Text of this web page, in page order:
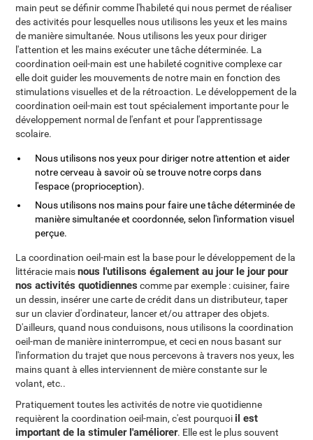
main peut se définir comme l'habileté qui nous permet de réaliser
des activités pour lesquelles nous utilisons les yeux et les mains
de manière simultanée. Nous utilisons les yeux pour diriger
l'attention et les mains exécuter une tâche déterminée. La
coordination oeil-main est une habileté cognitive complexe car
elle doit guider les mouvements de notre main en fonction des
stimulations visuelles et de la rétroaction. Le développement de la
coordination oeil-main est tout spécialement importante pour le
développement normal de l'enfant et pour l'apprentissage
scolaire.
Nous utilisons nos yeux pour diriger notre attention et aider
notre cerveau à savoir où se trouve notre corps dans
l'espace (proprioception).
Nous utilisons nos mains pour faire une tâche déterminée de
manière simultanée et coordonnée, selon l'information visuel
perçue.
La coordination oeil-main est la base pour le développement de la
littéracie maisnous l'utilisons également au jour le jour pour
nos activités quotidiennes comme par exemple : cuisiner, faire
un dessin, insérer une carte de crédit dans un distributeur, taper
sur un clavier d'ordinateur, lancer et/ou attraper des objets.
D'ailleurs, quand nous conduisons, nous utilisons la coordination
oeil-man de manière ininterrompue, et ceci en nous basant sur
l'information du trajet que nous percevons à travers nos yeux, les
mains quant à elles interviennent de mière constante sur le
volant, etc..
Pratiquement toutes les activités de notre vie quotidienne
requièrent la coordination oeil-main, c'est pourquoi il est
important de la stimuler l'améliorer. Elle est le plus souvent